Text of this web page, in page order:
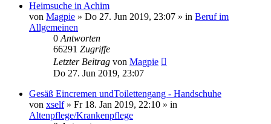
Heimsuche in Achim
von Magpie » Do 27. Jun 2019, 23:07 » in Beruf im
Allgemeinen
0 Antworten
66291 Zugriffe
Letzter Beitrag von Magpie
Do 27. Jun 2019, 23:07
Gesäß Eincremen undToilettengang - Handschuhe
von xself» Fr 18. Jan 2019, 22:10 » in
Altenpflege/Krankenpflege